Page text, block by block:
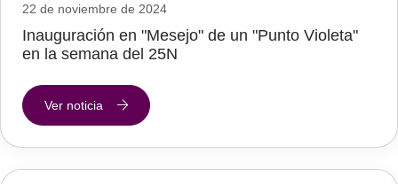
22 de noviembre de 2024
Inauguración en "Mesejo" de un "Punto Violeta"
en la semana del 25N
Ver noticia